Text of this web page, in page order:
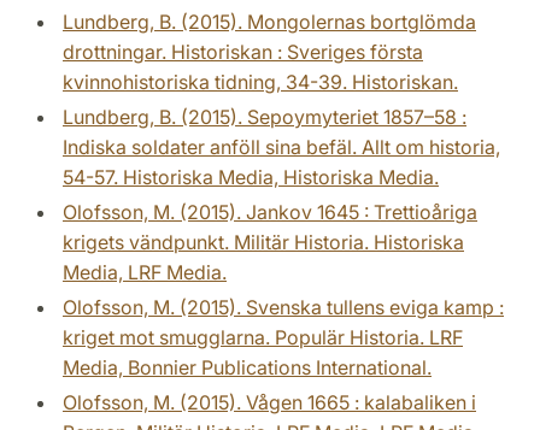
Lundberg, B. (2015). Mongolernas bortglömda
drottningar. Historiskan : Sveriges första
kvinnohistoriska tidning, 34-39. Historiskan.
Lundberg, B. (2015). Sepoymyteriet 1857–58 :
Indiska soldater anföll sina befäl. Allt om historia,
54-57. Historiska Media, Historiska Media.
Olofsson, M. (2015). Jankov 1645 : Trettioåriga
krigets vändpunkt. Militär Historia. Historiska
Media, LRF Media.
Olofsson, M. (2015). Svenska tullens eviga kamp :
kriget mot smugglarna. Populär Historia. LRF
Media, Bonnier Publications International.
Olofsson, M. (2015). Vågen 1665 : kalabaliken i